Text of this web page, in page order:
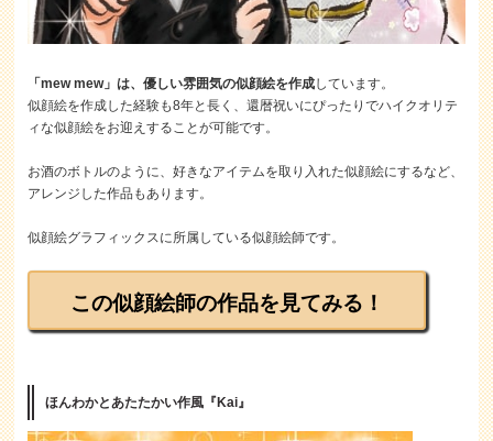
「mew mew」は、優しい雰囲気の似顔絵を作成しています。
似顔絵を作成した経験も8年と長く、還暦祝いにぴったりでハイクオリテ
ィな似顔絵をお迎えすることが可能です。
お酒のボトルのように、好きなアイテムを取り入れた似顔絵にするなど、
アレンジした作品もあります。
似顔絵グラフィックスに所属している似顔絵師です。
この似顔絵師の作品を見てみる！
ほんわかとあたたかい作風『Kai』